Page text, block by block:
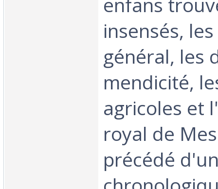
insensés,
général, les
mendicité,
agricoles et
royal de
précédé